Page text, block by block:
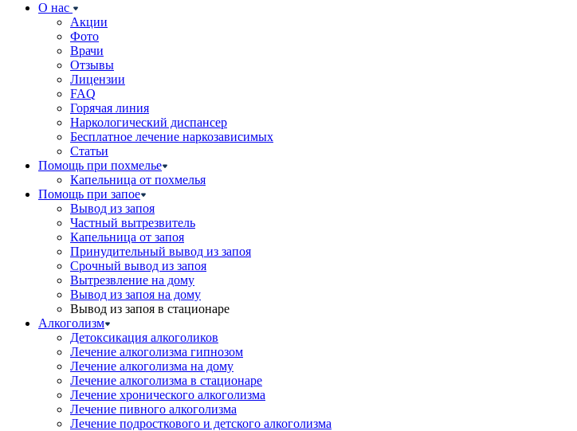
О нас
Акции
Фото
Врачи
Отзывы
Лицензии
FAQ
Горячая линия
Наркологический диспансер
Бесплатное лечение наркозависимых
Статьи
Помощь при похмелье
Капельница от похмелья
Помощь при запое
Вывод из запоя
Частный вытрезвитель
Капельница от запоя
Принудительный вывод из запоя
Срочный вывод из запоя
Вытрезвление на дому
Вывод из запоя на дому
Вывод из запоя в стационаре
Алкоголизм
Детоксикация алкоголиков
Лечение алкоголизма гипнозом
Лечение алкоголизма на дому
Лечение алкоголизма в стационаре
Лечение хронического алкоголизма
Лечение пивного алкоголизма
Лечение подросткового и детского алкоголизма